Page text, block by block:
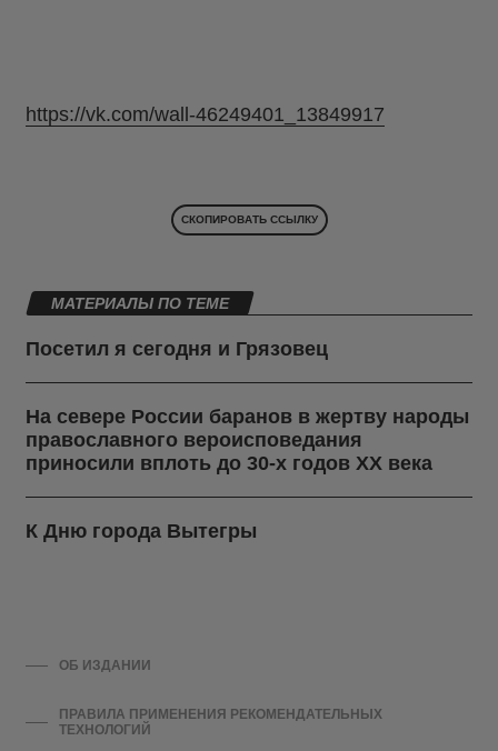
https://vk.com/wall-46249401_13849917
СКОПИРОВАТЬ ССЫЛКУ
МАТЕРИАЛЫ ПО ТЕМЕ
Посетил я сегодня и Грязовец
На севере России баранов в жертву народы
православного вероисповедания
приносили вплоть до 30-х годов ХХ века
К Дню города Вытегры
ОБ ИЗДАНИИ
ПРАВИЛА ПРИМЕНЕНИЯ РЕКОМЕНДАТЕЛЬНЫХ
ТЕХНОЛОГИЙ